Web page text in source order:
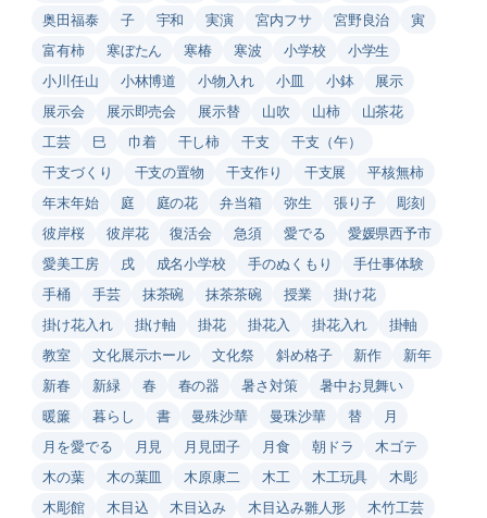
奥田福泰
子 宇和 実演 宮内フサ 宮野良治
寅
富有柿
寒ぼたん 寒椿 寒波 小学校
小学生
小川任山
小林博道 小物入れ 小皿 小鉢
展示
展示会
展示即売会 展示替 山吹 山柿
山茶花
工芸
巳 巾着 干し柿 干支
干支（午）
干支づくり
干支の置物 干支作り 干支展
平核無柿
年末年始
庭 庭の花 弁当箱 弥生 張り子
彫刻
彼岸桜
彼岸花 復活会 急須 愛でる
愛媛県西予市
愛美工房
戌 成名小学校 手のぬくもり
手仕事体験
手桶
手芸 抹茶碗 抹茶茶碗 授業
掛け花
掛け花入れ
掛け軸 掛花 掛花入 掛花入れ
掛軸
教室
文化展示ホール 文化祭 斜め格子 新作
新年
新春
新緑 春 春の器 暑さ対策
暑中お見舞い
暖簾
暮らし 書 曼殊沙華 曼珠沙華 替
月
月を愛でる
月見 月見団子 月食 朝ドラ
木ゴテ
木の葉
木の葉皿 木原康二 木工 木工玩具
木彫
木彫館
木目込 木目込み 木目込み雛人形
木竹工芸